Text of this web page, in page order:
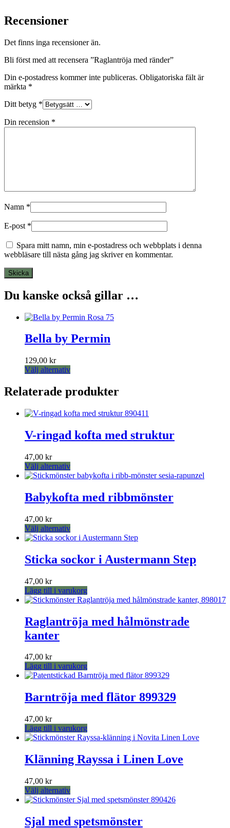
Recensioner
Det finns inga recensioner än.
Bli först med att recensera ”Raglantröja med ränder”
Din e-postadress kommer inte publiceras. Obligatoriska fält är
märkta *
Ditt betyg *
Din recension *
Namn *
E-post *
Spara mitt namn, min e-postadress och webbplats i denna
webbläsare till nästa gång jag skriver en kommentar.
Du kanske också gillar …
Bella by Permin
129,00 kr
Välj alternativDen
produkten
har
varianter.
olika
alternativen
väljas
på
produktsidan
Relaterade produkter
V-ringad kofta med struktur
47,00 kr
Välj alternativDen
här
har
flera
olika
alternativen
väljas
på
Babykofta med ribbmönster
47,00 kr
Välj alternativDen
här
har
flera
olika
alternativen
väljas
på
Sticka sockor i Austermann Step
47,00 kr
Lägg till i varukorg
Raglantröja med hålmönstrade
kanter
47,00 kr
Lägg till i varukorg
Barntröja med flätor 899329
47,00 kr
Lägg till i varukorg
Klänning Rayssa i Linen Love
47,00 kr
Välj alternativDen
här
har
Sjal med spetsmönster